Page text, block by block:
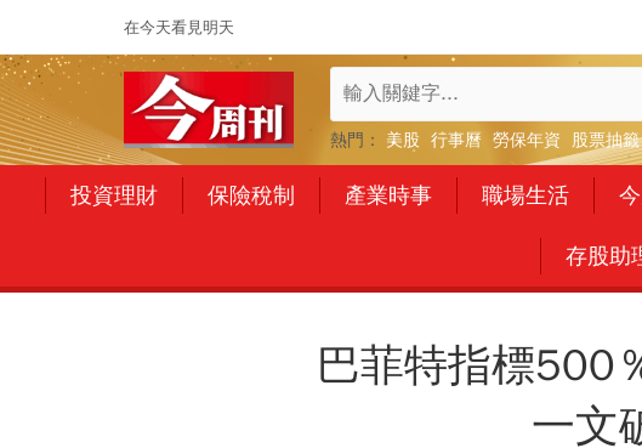
在今天看見明天
熱門： 美股 行事曆 勞保年資 股票抽籤
投資理財 保險稅制 產業時事 職場生活
存股助
巴菲特指標500
一文